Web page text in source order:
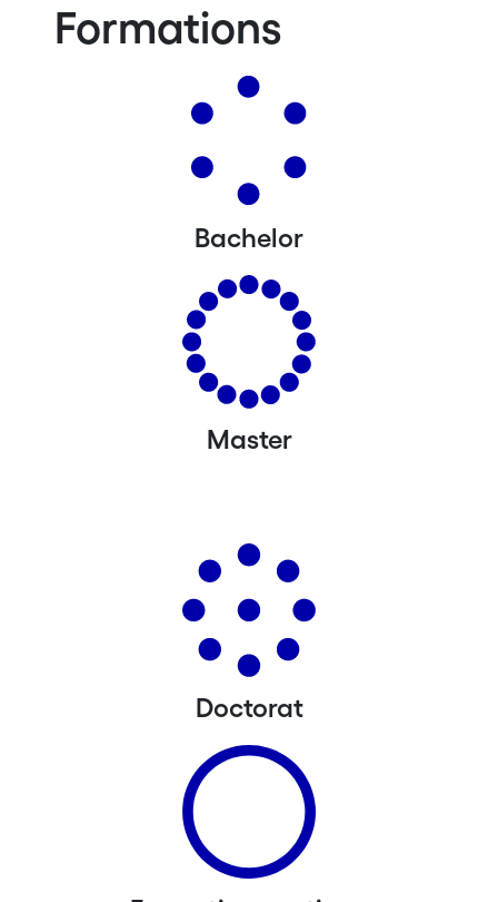
Formations
Bachelor
Master
Doctorat